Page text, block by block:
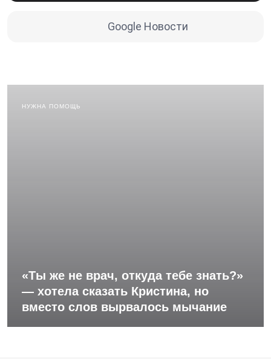
Google Новости
НУЖНА ПОМОЩЬ
«Ты же не врач, откуда тебе знать?»
— хотела сказать Кристина, но
вместо слов вырвалось мычание